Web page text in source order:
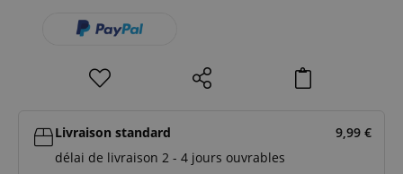
Livraison standard 9,99 €
délai de livraison 2 - 4 jours ouvrables